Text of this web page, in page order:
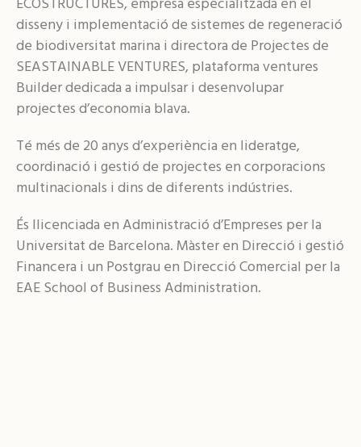
disseny i implementació de sistemes de regeneració
de biodiversitat marina i directora de Projectes de
SEASTAINABLE VENTURES, plataforma ventures
Builder dedicada a impulsar i desenvolupar
projectes d’economia blava.
Té més de 20 anys d’experiència en lideratge,
coordinació i gestió de projectes en corporacions
multinacionals i dins de diferents indústries.
És llicenciada en Administració d’Empreses per la
Universitat de Barcelona. Màster en Direcció i gestió
Financera i un Postgrau en Direcció Comercial per la
EAE School of Business Administration.